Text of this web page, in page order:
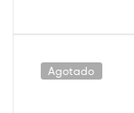
Agotado